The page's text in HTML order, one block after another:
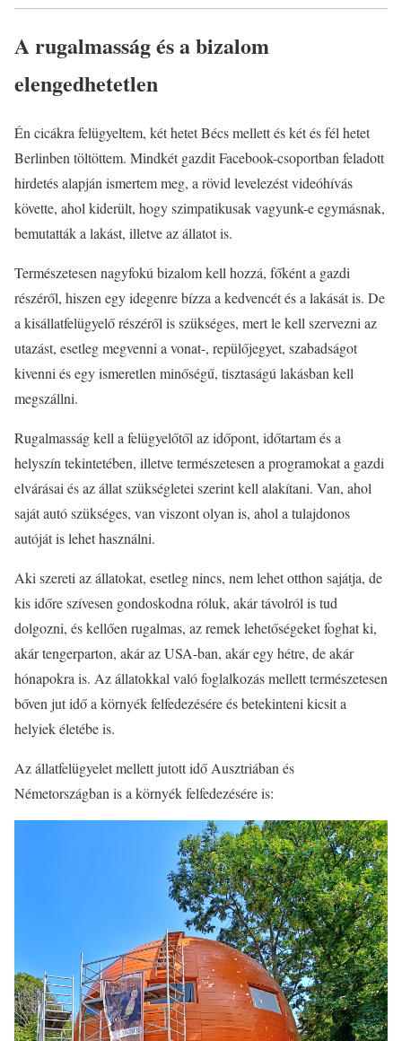
A rugalmasság és a bizalom
elengedhetetlen
Én cicákra felügyeltem, két hetet Bécs mellett és két és fél hetet
Berlinben töltöttem. Mindkét gazdit Facebook-csoportban feladott
hirdetés alapján ismertem meg, a rövid levelezést videóhívás
követte, ahol kiderült, hogy szimpatikusak vagyunk-e egymásnak,
bemutatták a lakást, illetve az állatot is.
Természetesen nagyfokú bizalom kell hozzá, főként a gazdi
részéről, hiszen egy idegenre bízza a kedvencét és a lakását is. De
a kisállatfelügyelő részéről is szükséges, mert le kell szervezni az
utazást, esetleg megvenni a vonat-, repülőjegyet, szabadságot
kivenni és egy ismeretlen minőségű, tisztaságú lakásban kell
megszállni.
Rugalmasság kell a felügyelőtől az időpont, időtartam és a
helyszín tekintetében, illetve természetesen a programokat a gazdi
elvárásai és az állat szükségletei szerint kell alakítani. Van, ahol
saját autó szükséges, van viszont olyan is, ahol a tulajdonos
autóját is lehet használni.
Aki szereti az állatokat, esetleg nincs, nem lehet otthon sajátja, de
kis időre szívesen gondoskodna róluk, akár távolról is tud
dolgozni, és kellően rugalmas, az remek lehetőségeket foghat ki,
akár tengerparton, akár az USA-ban, akár egy hétre, de akár
hónapokra is. Az állatokkal való foglalkozás mellett természetesen
bőven jut idő a környék felfedezésére és betekinteni kicsit a
helyiek életébe is.
Az állatfelügyelet mellett jutott idő Ausztriában és
Németországban is a környék felfedezésére is: